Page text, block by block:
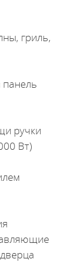
гриль,
панель
ручки
Вт)